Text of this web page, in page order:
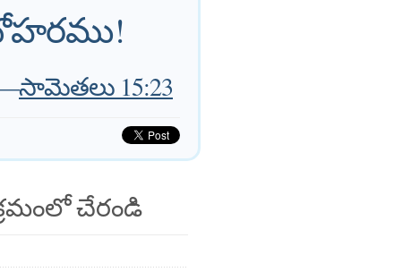
సామెతలు 15:23
చేరండి